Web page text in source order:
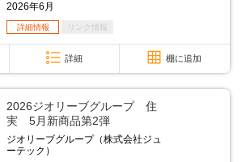
2026年6月
詳細情報 リンク情報
詳細 棚に追加
2026ジオリーブグループ 住
実 5月新商品第2弾
ジオリーブグループ（株式会社ジュ
ーテック）